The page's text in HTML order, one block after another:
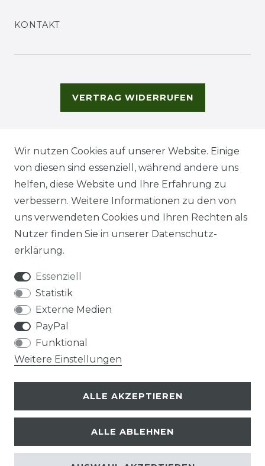
KONTAKT
VERTRAG WIDERRUFEN
© Copyright 2026 | Alle Rechte vorbehalten.
Wir nutzen Cookies auf unserer Website. Einige
von diesen sind essenziell, während andere uns
helfen, diese Website und Ihre Erfahrung zu
verbessern. Weitere Informationen zu den von
uns verwendeten Cookies und Ihren Rechten als
Nutzer finden Sie in unserer Daten­schutz­
erklärung.
Essenziell
Statistik
Externe Medien
PayPal
Funktional
Weitere Einstellungen
ALLE AKZEPTIEREN
ALLE ABLEHNEN